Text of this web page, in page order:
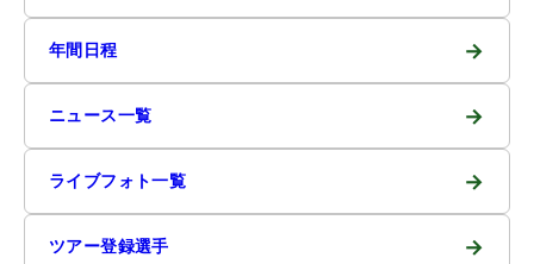
年間日程 →
ニュース一覧 →
ライブフォト一覧 →
ツアー登録選手 →